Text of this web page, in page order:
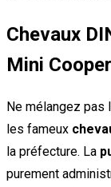
Chevaux
Mini
Ne mélangez pas
les fameux
la préfecture. La
purement